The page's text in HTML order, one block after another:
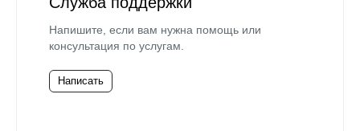
Напишите, если вам нужна помощь или
консультация по услугам.
Написать